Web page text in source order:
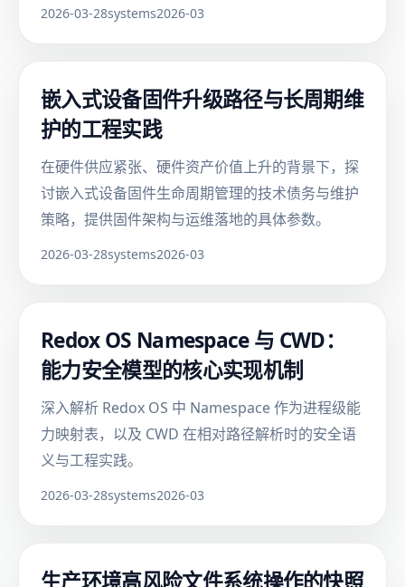
2026-03-28systems2026-03
嵌入式设备固件升级路径与长周期维
护的工程实践
在硬件供应紧张、硬件资产价值上升的背景下，探
讨嵌入式设备固件生命周期管理的技术债务与维护
策略，提供固件架构与运维落地的具体参数。
2026-03-28systems2026-03
Redox OS Namespace 与 CWD：
能力安全模型的核心实现机制
深入解析 Redox OS 中 Namespace 作为进程级能
力映射表，以及 CWD 在相对路径解析时的安全语
义与工程实践。
2026-03-28systems2026-03
生产环境高风险文件系统操作的快照